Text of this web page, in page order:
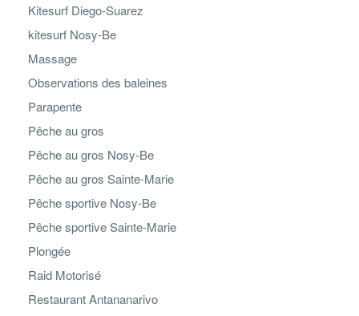
Kitesurf Diego-Suarez
kitesurf Nosy-Be
Massage
Observations des baleines
Parapente
Pêche au gros
Pêche au gros Nosy-Be
Pêche au gros Sainte-Marie
Pêche sportive Nosy-Be
Pêche sportive Sainte-Marie
Plongée
Raid Motorisé
Restaurant Antananarivo